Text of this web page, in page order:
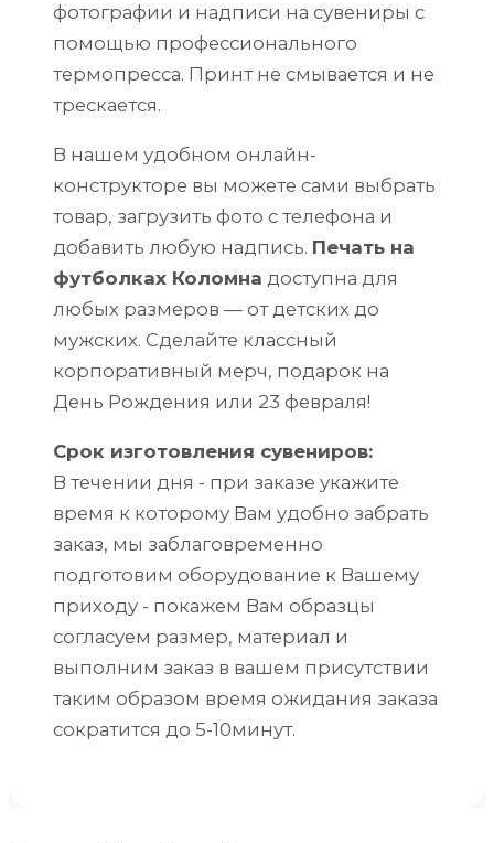
фотографии и надписи на сувениры с
помощью профессионального
термопресса. Принт не смывается и не
трескается.
В нашем удобном онлайн-
конструкторе вы можете сами выбрать
товар, загрузить фото с телефона и
добавить любую надпись. Печать на
футболках Коломна доступна для
любых размеров — от детских до
мужских. Сделайте классный
корпоративный мерч, подарок на
День Рождения или 23 февраля!
Срок изготовления сувениров:
В течении дня - при заказе укажите
время к которому Вам удобно забрать
заказ, мы заблаговременно
подготовим оборудование к Вашему
приходу - покажем Вам образцы
согласуем размер, материал и
выполним заказ в вашем присутствии
таким образом время ожидания заказа
сократится до 5-10минут.